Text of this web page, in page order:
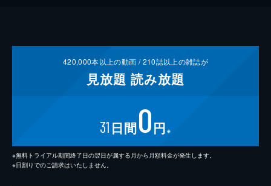
420,000本以上の動画 /210誌以上の雑誌が
見放題 読み放題
31 日間0円 ※
※無料トライアル期間終了日の翌日が属する月から月額料金が発生します。
※日割りでのご請求はいたしません。